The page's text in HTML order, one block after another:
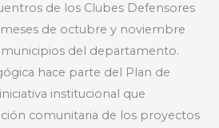
de los Clubes Defensores
de octubre y noviembre
municipios del departamento.
hace parte del Plan de
institucional que
comunitaria de los proyectos